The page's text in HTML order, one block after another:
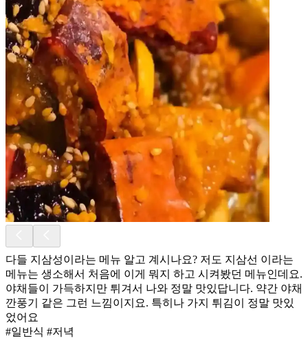
다들 지삼성이라는 메뉴 알고 계시나요? 저도 지삼선 이라는
메뉴는 생소해서 처음에 이게 뭐지 하고 시켜봤던 메뉴인데요.
야채들이 가득하지만 튀겨서 나와 정말 맛있답니다. 약간 야채
깐풍기 같은 그런 느낌이지요. 특히나 가지 튀김이 정말 맛있
었어요
#일반식 #저녁